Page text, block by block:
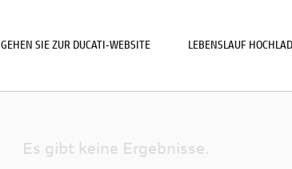
GEHEN SIE ZUR DUCATI-WEBSITE LEBENSLAUF
Es gibt keine Ergebnisse.